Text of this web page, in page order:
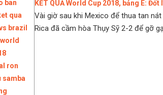
KẾT QUẢ World Cup 2018, bảng E:
Vài giờ sau khi Mexico để thua tan
Rica đã cầm hòa Thụy Sỹ 2-2 để gỡ